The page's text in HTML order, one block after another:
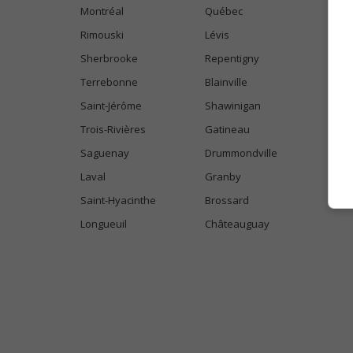
Montréal
Québec
Rimouski
Lévis
Sherbrooke
Repentigny
Terrebonne
Blainville
Saint-Jérôme
Shawinigan
Trois-Rivières
Gatineau
Saguenay
Drummondville
Laval
Granby
Saint-Hyacinthe
Brossard
Longueuil
Châteauguay